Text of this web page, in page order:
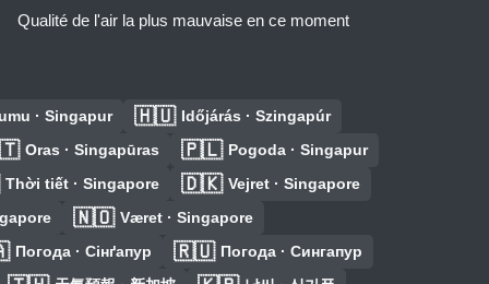
Qualité de l'air la plus mauvaise en ce moment
· Singapur 🇭🇺 Időjárás · Szingapúr
Oras · Singapūras 🇵🇱 Pogoda · Singapur
Thời tiết · Singapore
🇩🇰 Vejret · Singapore
🇳🇴 Været · Singapore
Погода · Сінґапур 🇷🇺 Погода · Сингапур